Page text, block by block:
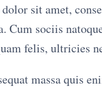
sit amet,
Cum sociis
felis, ultricies
massa quis